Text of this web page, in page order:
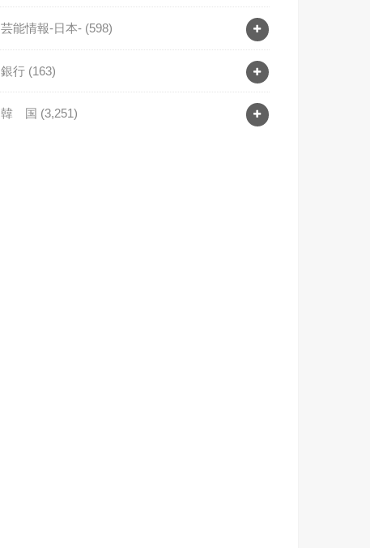
芸能情報-日本- (598)
銀行 (163)
韓 国 (3,251)